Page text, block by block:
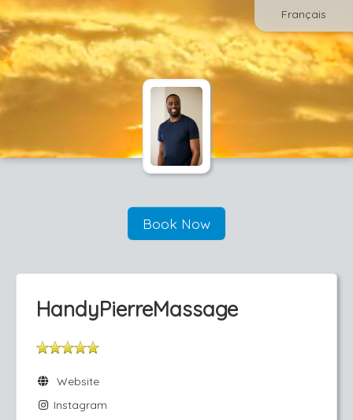
Français
Book Now
HandyPierreMassage
Website
Instagram